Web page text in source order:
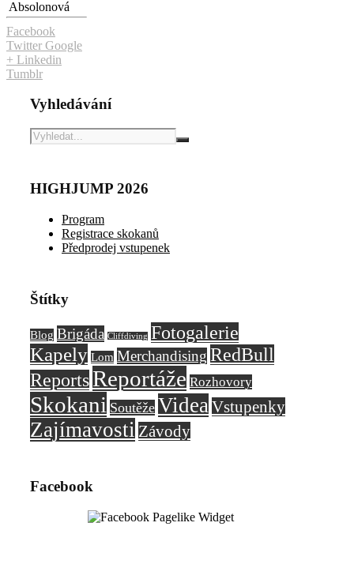
Absolonová
Facebook
Twitter Google
+ Linkedin
Tumblr
Vyhledávání
HIGHJUMP 2026
Program
Registrace skokanů
Předprodej vstupenek
Štítky
Blog Brigáda Cliffdiving Fotogalerie
Kapely Lom Merchandising RedBull
ReportsReportáže Rozhovory
Skokani Soutěže VideaVstupenky
Zajímavosti Závody
Facebook